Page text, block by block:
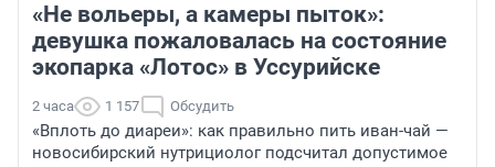
«Не вольеры, а камеры пыток»:
девушка пожаловалась на состояние
экопарка «Лотос» в Уссурийске
2 часа 1 157 Обсудить
«Вплоть до диареи»: как правильно пить иван-чай —
новосибирский нутрициолог подсчитал допустимое